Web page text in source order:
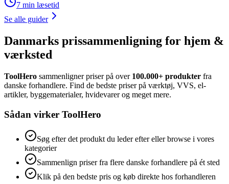
7 min læsetid
Se alle guider
Danmarks prissammenligning for hjem &
værksted
ToolHero sammenligner priser på over 100.000+ produkter fra
danske forhandlere. Find de bedste priser på værktøj, VVS, el-
artikler, byggematerialer, hvidevarer og meget mere.
Sådan virker ToolHero
Søg efter det produkt du leder efter eller browse i vores
kategorier
Sammenlign priser fra flere danske forhandlere på ét sted
Klik på den bedste pris og køb direkte hos forhandleren